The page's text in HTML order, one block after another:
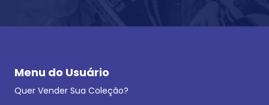
Menu do Usuário
Quer Vender Sua Coleção?